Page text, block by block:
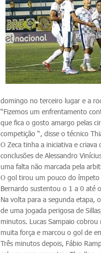
domingo no terceiro lugar e a
“Fizemos um enfrentamento
que fica o gosto amargo pelas
competição “, disse o técnico
O Zeca tinha a iniciativa e
conclusões de Alessandro
uma falta não marcada pela
O gol tirou um pouco do ímpeto
Bernardo sustentou o 1 a 0 até
Na volta para a segunda etapa,
de uma jogada perigosa de
minutos. Lucas Sampaio
muita força e marcou o gol de
Três minutos depois, Fábio